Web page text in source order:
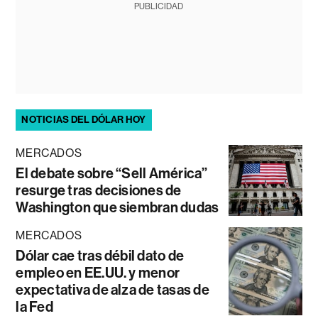
PUBLICIDAD
NOTICIAS DEL DÓLAR HOY
MERCADOS
El debate sobre “Sell América”
resurge tras decisiones de
Washington que siembran dudas
MERCADOS
Dólar cae tras débil dato de
empleo en EE.UU. y menor
expectativa de alza de tasas de
la Fed